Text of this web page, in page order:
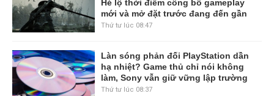
Hé lộ thời điểm công bố gameplay
mới và mở đặt trước đang đến gần
Thứ tư lúc 08:47
Làn sóng phản đối PlayStation dần
hạ nhiệt? Game thủ chỉ nói không
làm, Sony vẫn giữ vững lập trường
Thứ tư lúc 08:37